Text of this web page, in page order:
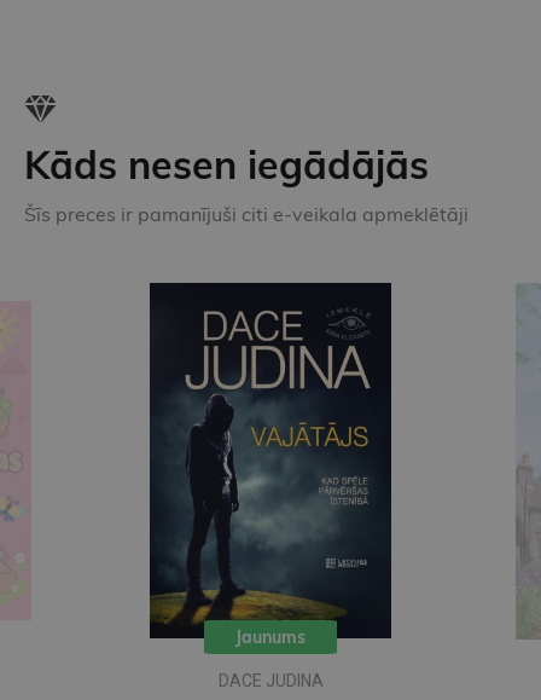
Kāds nesen iegādājās
Šīs preces ir pamanījuši citi e-veikala apmeklētāji
Jaunums
METJŪ KOSTELLO, NĪLS